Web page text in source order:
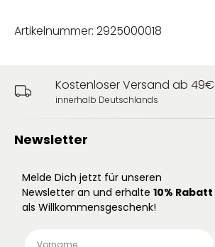
Artikelnummer: 2925000018
Kostenloser Versand ab 49€
innerhalb Deutschlands
Newsletter
Melde Dich jetzt für unseren
Newsletter an und erhalte 10% Rabatt
als Willkommensgeschenk!